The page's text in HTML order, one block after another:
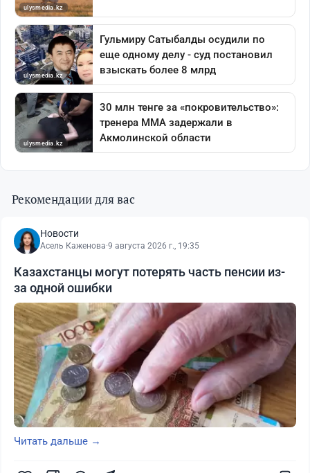
Рекомендации для вас
Новости
Асель Каженова·9 августа 2026 г., 19:35
Казахстанцы могут потерять часть пенсии из-
за одной ошибки
Читать дальше →